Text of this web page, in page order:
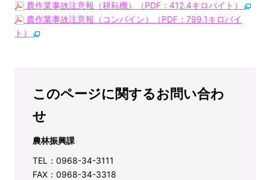
農作業事故注意報（耕耘機）（PDF：412.4キロバイト）
農作業事故注意報（コンバイン）（PDF：799.1キロバイ
ト）
このページに関するお問い合わ
せ
農林振興課
TEL：0968-34-3111
FAX：0968-34-3318